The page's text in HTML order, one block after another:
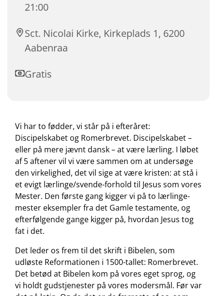
21:00
Sct. Nicolai Kirke, Kirkeplads 1, 6200
Aabenraa
Gratis
Vi har to fødder, vi står på i efteråret:
Discipelskabet og Romerbrevet. Discipelskabet –
eller på mere jævnt dansk – at være lærling. I løbet
af 5 aftener vil vi være sammen om at undersøge
den virkelighed, det vil sige at være kristen: at stå i
et evigt lærlinge/svende-forhold til Jesus som vores
Mester. Den første gang kigger vi på to lærlinge-
mester eksempler fra det Gamle testamente, og
efterfølgende gange kigger på, hvordan Jesus tog
fat i det.
Det leder os frem til det skrift i Bibelen, som
udløste Reformationen i 1500-tallet: Romerbrevet.
Det betød at Bibelen kom på vores eget sprog, og
vi holdt gudstjenester på vores modersmål. Før var